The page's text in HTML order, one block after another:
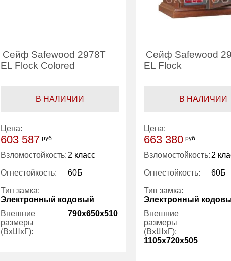
Сейф Safewood 2978T
EL Flock Colored
В НАЛИЧИИ
Цена:
603 587 руб
Взломостойкость: 2 класс
Огнестойкость: 60Б
Тип замка:
Электронный кодовый
Внешние
размеры
(ВхШхГ):
790x650x510
Сейф Safewood
EL Flock
В НАЛИЧИИ
Цена:
663 380 руб
Взломостойкость: 2
Огнестойкость: 60Б
Тип замка:
Электронный
Внешние
размеры
(ВхШхГ):
1105x720x505